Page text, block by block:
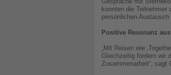
konnten die
persönlichen
Positive Resonanz
„Mit Reisen wie
Gleichzeitig fördern wir
Zusammenarbeit“,